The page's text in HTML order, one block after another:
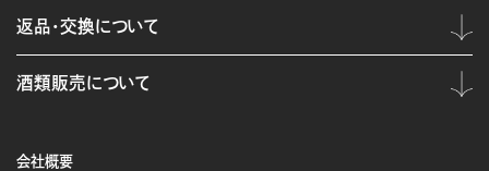
会社概要
返品・交換について
酒類販売について